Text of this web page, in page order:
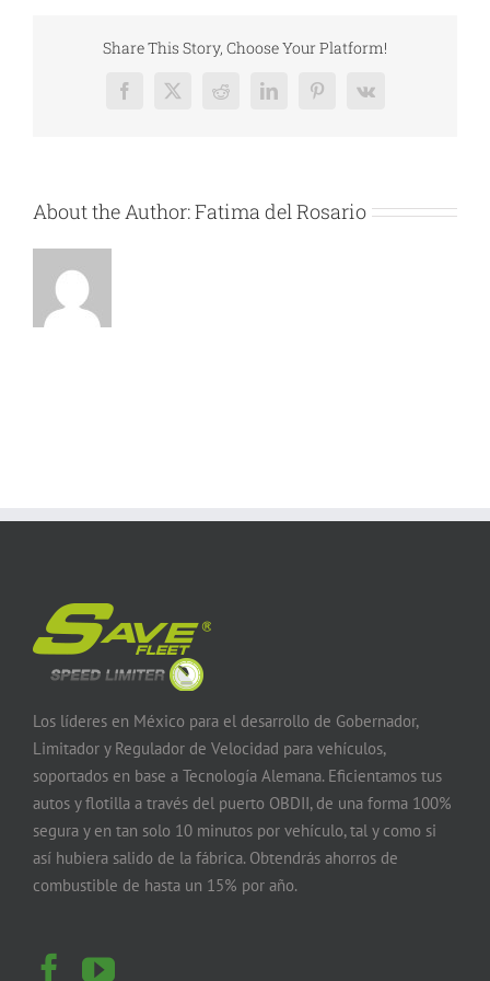
Share This Story, Choose Your Platform!
Facebook
X RedditLinkedInPinterest
Vk
About the Author:Fatima del Rosario
Los líderes en México para el desarrollo de Gobernador,
Limitador y Regulador de Velocidad para vehículos,
soportados en base a Tecnología Alemana. Eficientamos tus
autos y flotilla a través del puerto OBDII, de una forma 100%
segura y en tan solo 10 minutos por vehículo, tal y como si
así hubiera salido de la fábrica. Obtendrás ahorros de
combustible de hasta un 15% por año.